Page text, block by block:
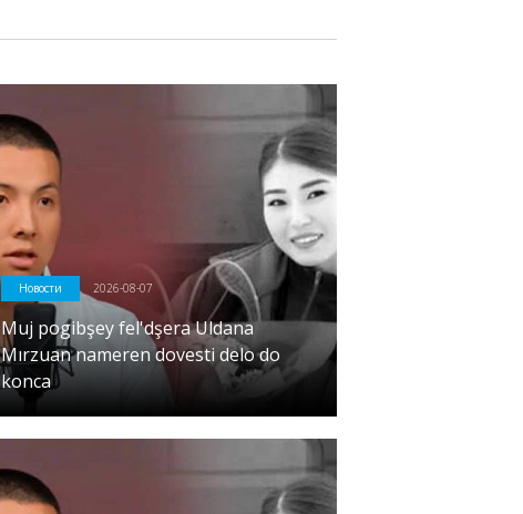
Новости 2026-08-07
Muj pogibşey fel'dşera Uldana
Mırzuan nameren dovesti delo do
konca